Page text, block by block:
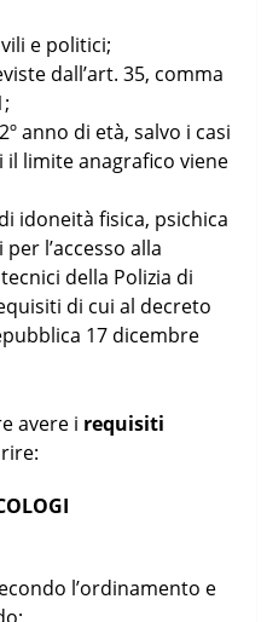
e politici;
dall’art. 35, comma
anno di età, salvo i casi
limite anagrafico viene
idoneità fisica, psichica
l’accesso alla
della Polizia di
di cui al decreto
17 dicembre
avere i requisiti
l’ordinamento e